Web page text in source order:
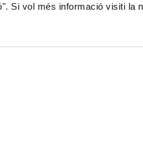
Si vol més informació visiti la